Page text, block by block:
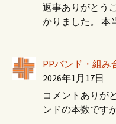
返事ありがとう
かりました。
PPバンド・組み
2026年1月17日
コメントありが
ンドの本数で